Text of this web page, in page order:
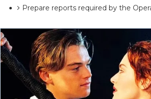
Prepare reports required by the